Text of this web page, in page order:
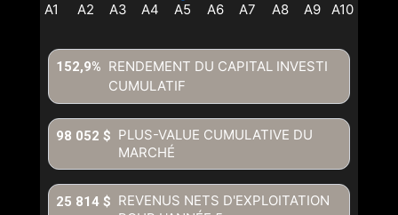
RENDEMENT DU CAPITAL INVESTI
CUMULATIF
152,9%
PLUS-VALUE CUMULATIVE DU
MARCHÉ
98 052 $
REVENUS NETS D'EXPLOITATION
25 814 $